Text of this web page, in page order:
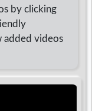
by clicking
added videos